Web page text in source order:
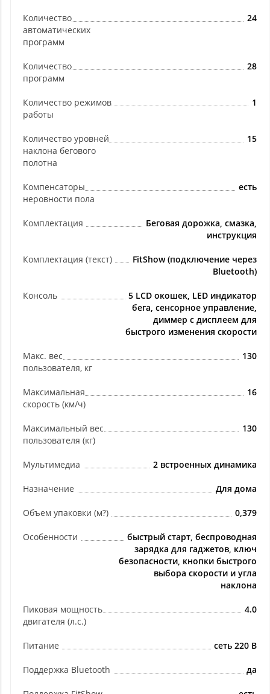
Количество
автоматических
программ
24
Количество
программ
28
Количество режимов
работы
1
Количество уровней
наклона бегового
полотна
15
Компенсаторы
неровности пола
есть
Комплектация
Беговая дорожка, смазка,
инструкция
Комплектация (текст)
FitShow (подключение через
Bluetooth)
Консоль
5 LCD окошек, LED индикатор
бега, сенсорное управление,
диммер с дисплеем для
быстрого изменения скорости
Макс. вес
пользователя, кг
130
Максимальная
скорость (км/ч)
16
Максимальный вес
пользователя (кг)
130
Мультимедиа 2 встроенных динамика
Назначение Для дома
Объем упаковки (м?) 0,379
Особенности
быстрый старт, беспроводная
зарядка для гаджетов, ключ
безопасности, кнопки быстрого
выбора скорости и угла
наклона
Пиковая мощность
двигателя (л.с.)
4.0
Питание сеть 220 В
Поддержка Bluetooth да